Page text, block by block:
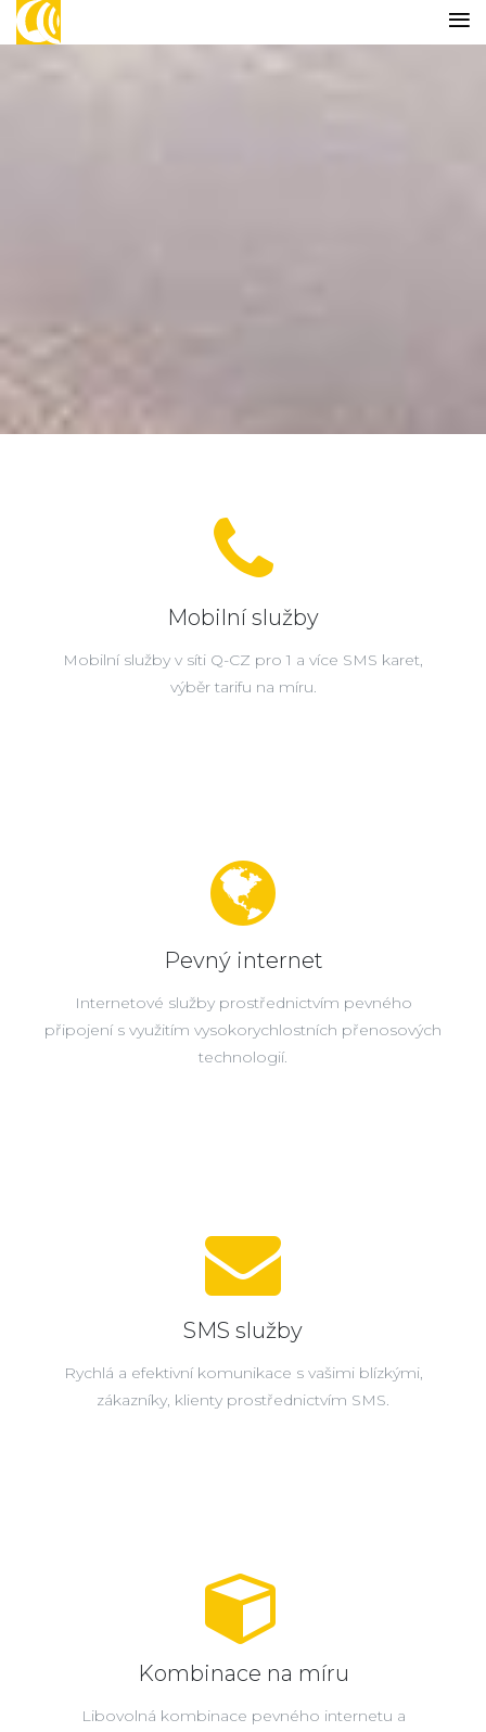
Mobilní služby
Mobilní služby v síti Q-CZ pro 1 a více SMS karet,
výběr tarifu na míru.
Pevný internet
Internetové služby prostřednictvím pevného
připojení s využitím vysokorychlostních přenosových
technologií.
SMS služby
Rychlá a efektivní komunikace s vašimi blízkými,
zákazníky, klienty prostřednictvím SMS.
Kombinace na míru
Libovolná kombinace pevného internetu a